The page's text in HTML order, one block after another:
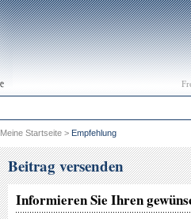
Meine Startseite > Empfehlung
Beitrag versenden
Informieren Sie Ihren